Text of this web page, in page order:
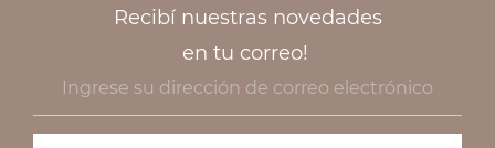
Recibí nuestras novedades
en tu correo!